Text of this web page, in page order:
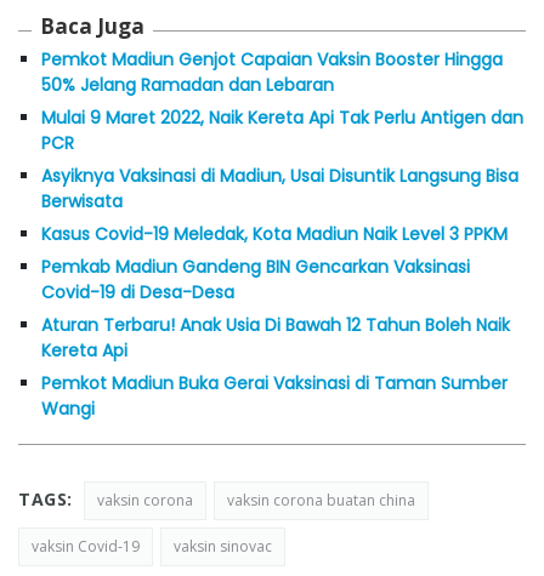
Baca Juga
Pemkot Madiun Genjot Capaian Vaksin Booster Hingga
50% Jelang Ramadan dan Lebaran
Mulai 9 Maret 2022, Naik Kereta Api Tak Perlu Antigen dan
PCR
Asyiknya Vaksinasi di Madiun, Usai Disuntik Langsung Bisa
Berwisata
Kasus Covid-19 Meledak, Kota Madiun Naik Level 3 PPKM
Pemkab Madiun Gandeng BIN Gencarkan Vaksinasi
Covid-19 di Desa-Desa
Aturan Terbaru! Anak Usia Di Bawah 12 Tahun Boleh Naik
Kereta Api
Pemkot Madiun Buka Gerai Vaksinasi di Taman Sumber
Wangi
TAGS: vaksin corona vaksin corona buatan china
vaksin Covid-19 vaksin sinovac